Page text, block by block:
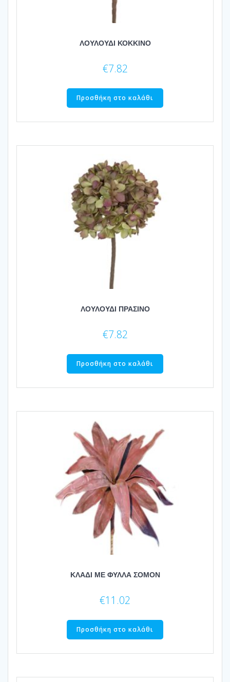
ΛΟΥΛΟΥΔΙ ΚΟΚΚΙΝΟ
€7.82
Προσθήκη στο καλάθι
ΛΟΥΛΟΥΔΙ ΠΡΑΣΙΝΟ
€7.82
Προσθήκη στο καλάθι
ΚΛΑΔΙ ΜΕ ΦΥΛΛΑ ΣΟΜΟΝ
€11.02
Προσθήκη στο καλάθι